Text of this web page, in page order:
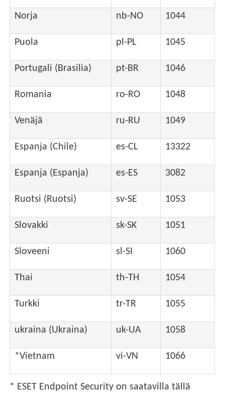
Norja nb-NO 1044
Puola pl-PL 1045
Portugali (Brasilia) pt-BR 1046
Romania ro-RO 1048
Venäjä ru-RU 1049
Espanja (Chile) es-CL 13322
Espanja (Espanja) es-ES 3082
Ruotsi (Ruotsi) sv-SE 1053
Slovakki sk-SK 1051
Sloveeni sl-SI 1060
Thai th-TH 1054
Turkki tr-TR 1055
ukraina (Ukraina) uk-UA 1058
*Vietnam vi-VN 1066
* ESET Endpoint Security on saatavilla tällä